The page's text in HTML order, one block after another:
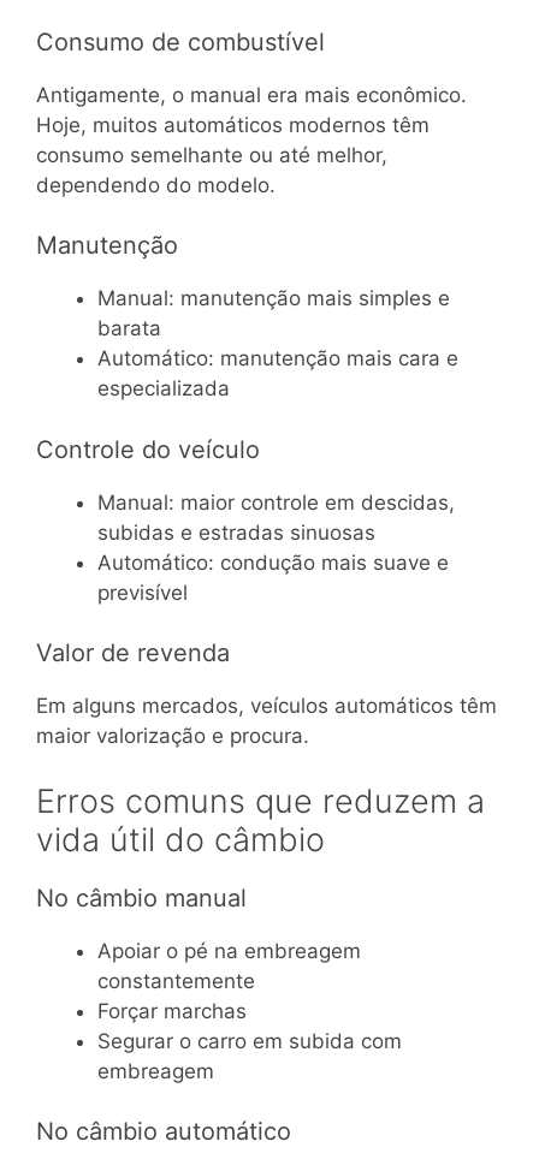
Consumo de combustível
Antigamente, o manual era mais econômico.
Hoje, muitos automáticos modernos têm
consumo semelhante ou até melhor,
dependendo do modelo.
Manutenção
Manual: manutenção mais simples e
barata
Automático: manutenção mais cara e
especializada
Controle do veículo
Manual: maior controle em descidas,
subidas e estradas sinuosas
Automático: condução mais suave e
previsível
Valor de revenda
Em alguns mercados, veículos automáticos têm
maior valorização e procura.
Erros comuns que reduzem a
vida útil do câmbio
No câmbio manual
Apoiar o pé na embreagem
constantemente
Forçar marchas
Segurar o carro em subida com
embreagem
No câmbio automático